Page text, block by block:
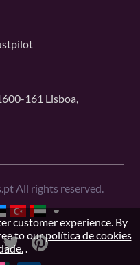
161 Lisboa,
All rights reserved.
customer experience. By
to ourpolítica de cookies
.